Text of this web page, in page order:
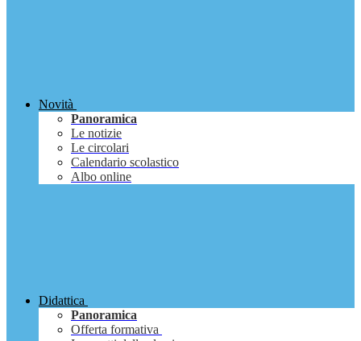
Novità
Panoramica
Le notizie
Le circolari
Calendario scolastico
Albo online
Didattica
Panoramica
Offerta formativa